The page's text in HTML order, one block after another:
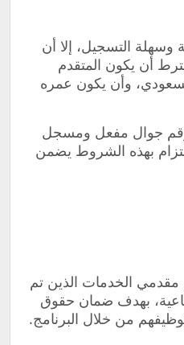
التسجيل، إلا أن
أن يكون المتقدم
وأن يكون عمره
رقم جوال مفعل ومسجل
بهذه الشروط يضمن
الخدمات الذين تم
بهدف ضمان حقوق
من خلال البرنامج.